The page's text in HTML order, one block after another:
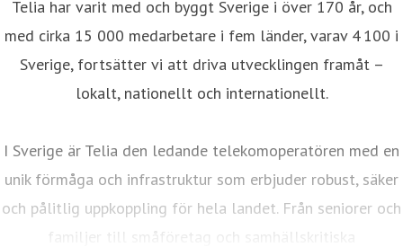
Telia har varit med och byggt Sverige i över 170 år, och
med cirka 15 000 medarbetare i fem länder, varav 4 100 i
Sverige, fortsätter vi att driva utvecklingen framåt –
lokalt, nationellt och internationellt.
I Sverige är Telia den ledande telekomoperatören med en
unik förmåga och infrastruktur som erbjuder robust, säker
och pålitlig uppkoppling för hela landet. Från seniorer och
familjer till småföretag och samhällskritiska